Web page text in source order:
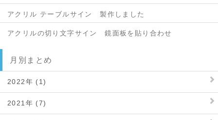
アクリル テーブルサイン 製作しました
アクリルの切り文字サイン 鏡面板を貼り合わせ
月別まとめ
2022年 (1)
2021年 (7)